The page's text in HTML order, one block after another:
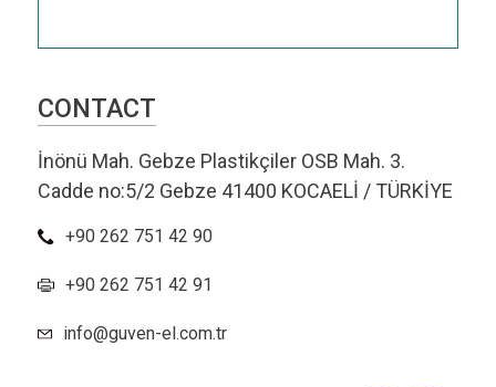
CONTACT
İnönü Mah. Gebze Plastikçiler OSB Mah. 3.
Cadde no:5/2 Gebze 41400 KOCAELİ / TÜRKİYE
+90 262 751 42 90
+90 262 751 42 91
info@guven-el.com.tr